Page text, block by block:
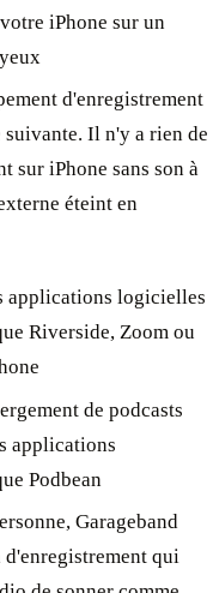
iPhone sur un
d'enregistrement
suivante. Il n'y a rien de
sur iPhone sans son à
éteint en
applications logicielles
Riverside, Zoom ou
de podcasts
applications
Podbean
Garageband
qui